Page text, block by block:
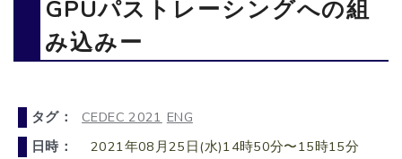
GPUパストレーシングへの組
み込みー
タグ： CEDEC 2021 ENG
日時：
2021年08月25日(水)14時50分〜15時15分